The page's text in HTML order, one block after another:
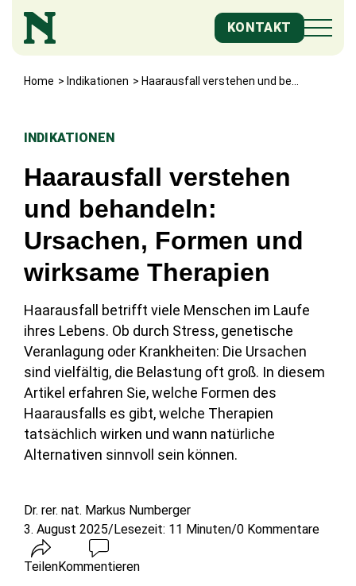
KONTAKT
Home > Indikationen >
INDIKATIONEN
Haarausfall verstehen
und behandeln:
Ursachen, Formen und
wirksame Therapien
Haarausfall betrifft viele Menschen im Laufe
ihres Lebens. Ob durch Stress, genetische
Veranlagung oder Krankheiten: Die Ursachen
sind vielfältig, die Belastung oft groß. In diesem
Artikel erfahren Sie, welche Formen des
Haarausfalls es gibt, welche Therapien
tatsächlich wirken und wann natürliche
Alternativen sinnvoll sein können.
Dr. rer. nat. Markus Numberger
3. August 2025/Lesezeit: 11 Minuten/0 Kommentare
TeilenKommentieren